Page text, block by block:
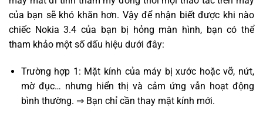
của bạn sẽ khó khăn hơn. Vậy để nhận biết được khi nào
chiếc Nokia 3.4 của bạn bị hỏng màn hình, bạn có thể
tham khảo một số dấu hiệu dưới đây:
Trường hợp 1: Mặt kính của máy bị xước hoặc vỡ, nứt,
mờ đục… nhưng hiển thị và cảm ứng vẫn hoạt động
bình thường. ⇒ Bạn chỉ cần thay mặt kính mới.